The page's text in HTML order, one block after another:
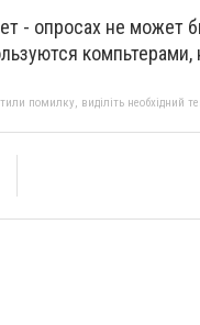
- опросах не может
помилку, виділіть необхідний